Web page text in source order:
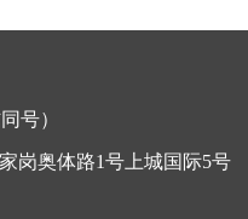
号）
岗奥体路1号上城国际5号